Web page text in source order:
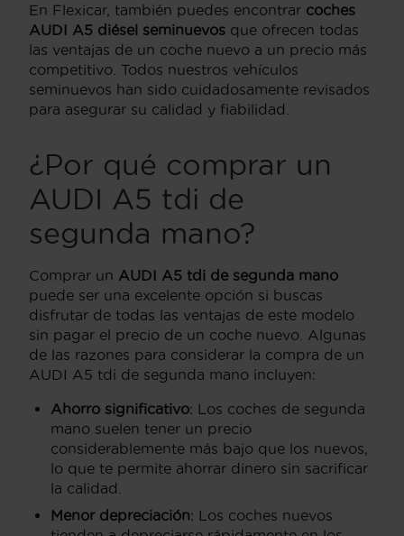
En Flexicar, también puedes encontrar coches
AUDI A5 diésel seminuevos que ofrecen todas
las ventajas de un coche nuevo a un precio más
competitivo. Todos nuestros vehículos
seminuevos han sido cuidadosamente revisados
para asegurar su calidad y fiabilidad.
¿Por qué comprar un
AUDI A5 tdi de
segunda mano?
Comprar un AUDI A5 tdi de segunda mano
puede ser una excelente opción si buscas
disfrutar de todas las ventajas de este modelo
sin pagar el precio de un coche nuevo. Algunas
de las razones para considerar la compra de un
AUDI A5 tdi de segunda mano incluyen:
Ahorro significativo: Los coches de segunda
mano suelen tener un precio
considerablemente más bajo que los nuevos,
lo que te permite ahorrar dinero sin sacrificar
la calidad.
Menor depreciación: Los coches nuevos